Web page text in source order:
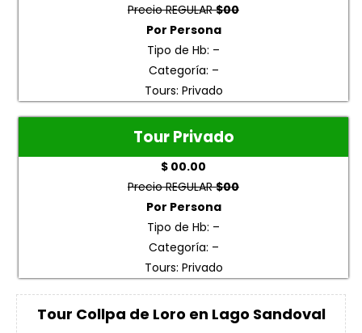
Precio REGULAR$00
Por Persona
Tipo de Hb: –
Categoría: –
Tours: Privado
Tour Privado
$ 00.00
Precio REGULAR$00
Por Persona
Tipo de Hb: –
Categoría: –
Tours: Privado
Tour Collpa de Loro en Lago Sandoval